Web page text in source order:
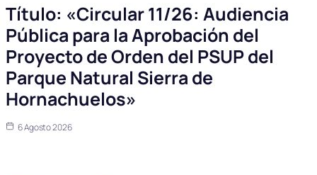
Título: «Circular 11/26: Audiencia
Pública para la Aprobación del
Proyecto de Orden del PSUP del
Parque Natural Sierra de
Hornachuelos»
6 Agosto 2026